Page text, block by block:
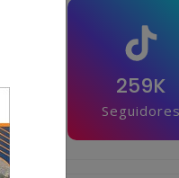
259K
Seguidores